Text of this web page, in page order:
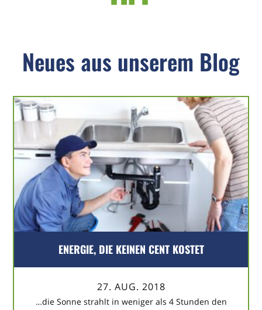
Neues aus unserem Blog
ENERGIE, DIE KEINEN CENT KOSTET
27. AUG. 2018
…die Sonne strahlt in weniger als 4 Stunden den